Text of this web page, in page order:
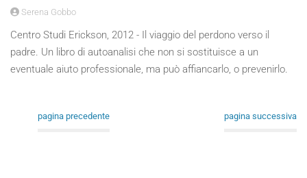
Serena Gobbo
Centro Studi Erickson, 2012 - Il viaggio del perdono verso il
padre. Un libro di autoanalisi che non si sostituisce a un
eventuale aiuto professionale, ma può affiancarlo, o prevenirlo.
pagina precedente pagina successiva